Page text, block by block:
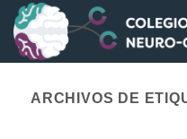
Saltar
contenido
ARCHIVOS DE